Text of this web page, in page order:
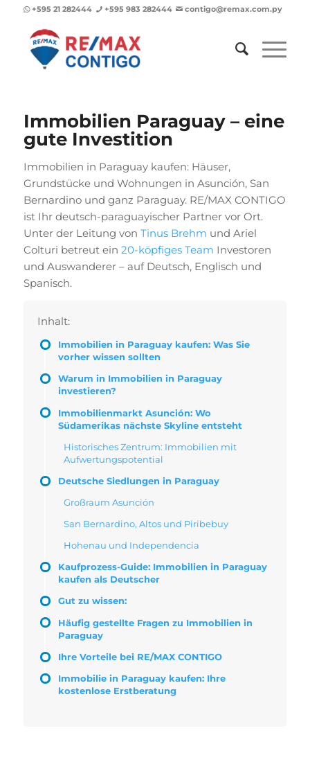
+595 21 282444 +595 983 282444 contigo@remax.com.py
Immobilien Paraguay – eine
gute Investition
Immobilien in Paraguay kaufen: Häuser,
Grundstücke und Wohnungen in Asunción, San
Bernardino und ganz Paraguay. RE/MAX CONTIGO
ist Ihr deutsch-paraguayischer Partner vor Ort.
Unter der Leitung von Tinus Brehm und Ariel
Colturi betreut ein 20-köpfiges Team Investoren
und Auswanderer – auf Deutsch, Englisch und
Spanisch.
Inhalt:
Immobilien in Paraguay kaufen: Was Sie
vorher wissen sollten
Warum in Immobilien in Paraguay
investieren?
Immobilienmarkt Asunción: Wo
Südamerikas nächste Skyline entsteht
Historisches Zentrum: Immobilien mit
Aufwertungspotential
Deutsche Siedlungen in Paraguay
Großraum Asunción
San Bernardino, Altos und Piribebuy
Hohenau und Independencia
Kaufprozess-Guide: Immobilien in Paraguay
kaufen als Deutscher
Gut zu wissen:
Häufig gestellte Fragen zu Immobilien in
Paraguay
Ihre Vorteile bei RE/MAX CONTIGO
Immobilie in Paraguay kaufen: Ihre
kostenlose Erstberatung